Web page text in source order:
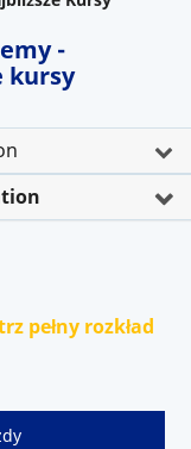
-
kursy
pełny rozkład